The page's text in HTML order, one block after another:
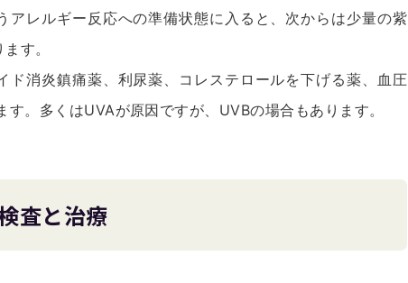
アレルギー反応への準備状態に入ると、次からは少量の紫
す。
ド消炎鎮痛薬、利尿薬、コレステロールを下げる薬、血圧
。多くはUVAが原因ですが、UVBの場合もあります。
査と治療